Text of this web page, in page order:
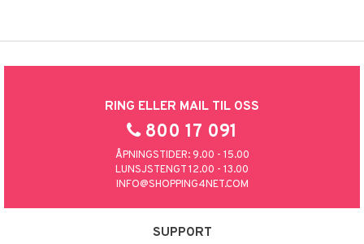
RING ELLER MAIL TIL OSS
800 17 091
ÅPNINGSTIDER: 9.00 - 15.00
LUNSJSTENGT 12.00 - 13.00
INFO@SHOPPING4NET.COM
SUPPORT